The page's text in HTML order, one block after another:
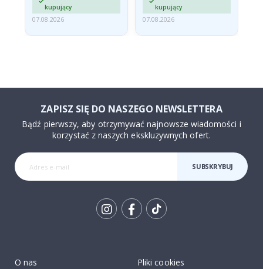
kupujący
07.08.2026
kupujący
07.08.2026
ZAPISZ SIĘ DO NASZEGO NEWSLETTERA
Bądź pierwszy, aby otrzymywać najnowsze wiadomości i
korzystać z naszych ekskluzywnych ofert.
SUBSKRYBUJ
O nas
Pliki cookies